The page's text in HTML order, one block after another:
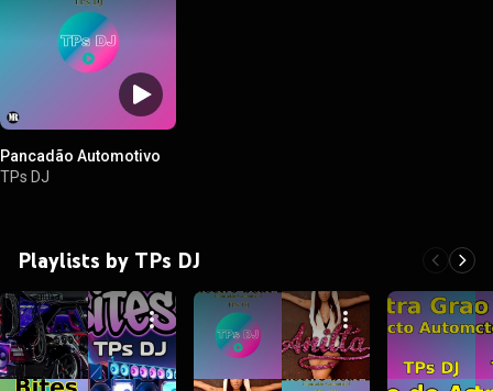
Pancadão Automotivo
TPs DJ
Playlists by TPs DJ